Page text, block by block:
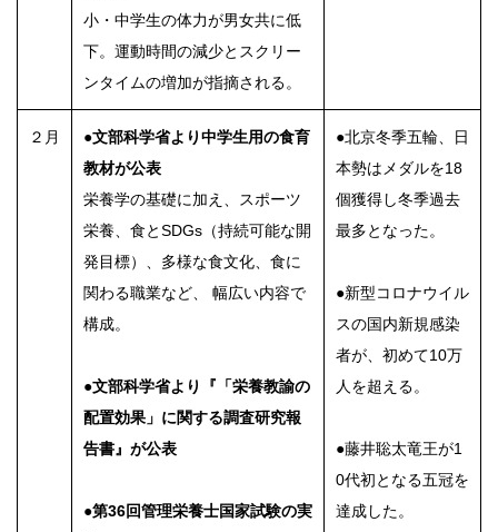
小・中学生の体力が男女共に低
下。運動時間の減少とスクリー
ンタイムの増加が指摘される。
２月
●文部科学省より中学生用の食育
教材が公表
栄養学の基礎に加え、スポーツ
栄養、食とSDGs（持続可能な開
発目標）、多様な食文化、食に
関わる職業など、 幅広い内容で
構成。
●文部科学省より『「栄養教諭の
配置効果」に関する調査研究報
告書』が公表
●第36回管理栄養士国家試験の実
●北京冬季五輪、日
本勢はメダルを18
個獲得し冬季過去
最多となった。
●新型コロナウイル
スの国内新規感染
者が、初めて10万
人を超える。
●藤井聡太竜王が1
0代初となる五冠を
達成した。